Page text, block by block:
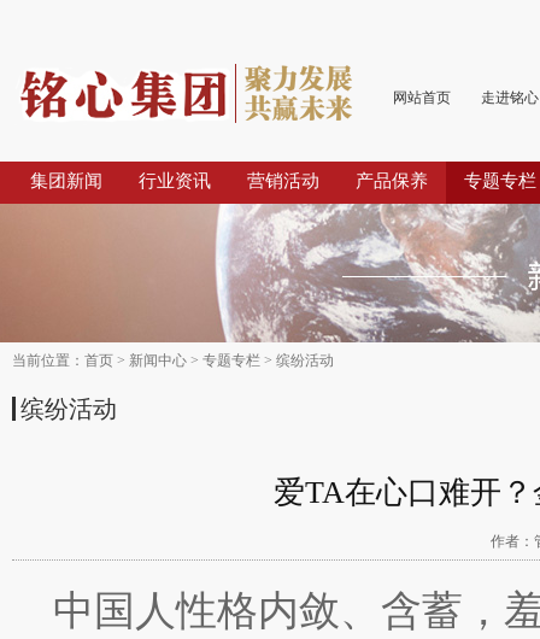
网站首页 走进铭心
集团新闻 行业资讯 营销活动 产品保养 专题专栏
当前位置： 首页 > 新闻中心 > 专题专栏 > 缤纷活动
缤纷活动
爱TA在心口难开
作者：
中国人性格内敛、含蓄，